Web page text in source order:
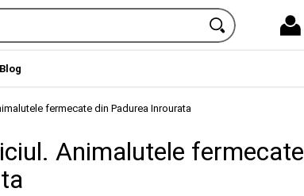
Blog
fermecate din Padurea Inrourata
Animalutele fermecate